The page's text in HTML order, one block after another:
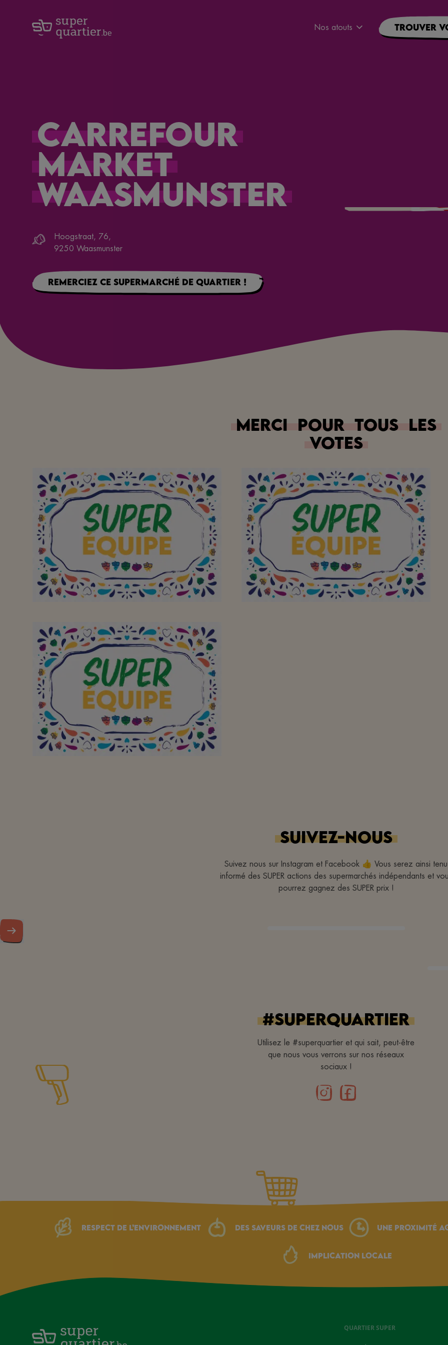
Nos atouts Trouver
Carrefour
Market
Waasmunster
Hoogstraat, 76,
9250 Waasmunster
Remerciez ce supermarché de quartier !
Merci pour tous les
votes
Aan het hele team om
van jullie buurtsuper zo
een geweldige plek te
maken. Bedankt! Doe zo
verder!
SUIVEZ-NOUS
Suivez nous sur Instagram et Facebook 👍 Vous serez ainsi tenu
informé des SUPER actions des supermarchés indépendants et
pourrez gagnez des SUPER prix !
#superquartier
Utilisez le #superquartier et qui sait, peut-être
que nous vous verrons sur nos réseaux
sociaux !
Respect de l’environnement Des saveurs de chez nous une proximité
Implication locale
QUARTIER SUPER